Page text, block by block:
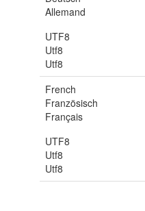
Allemand
UTF8
Utf8
Utf8
French
Französisch
Français
UTF8
Utf8
Utf8